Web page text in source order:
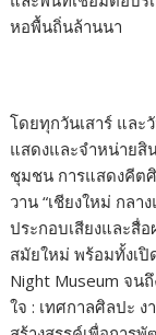
หอพื้นถิ่นล้านนา
โดยทุกวันเสาร์ แล
แสดงและจำหน่ายสิ
ชุมชน การแสดงคีต
วาน “เชียงใหม่ กลา
ประกอบเสียงและสื่
สมัยใหม่ พร้อมทั้งเปิ
Night Museum จน
ใจ : เทศกาลศิลปะ